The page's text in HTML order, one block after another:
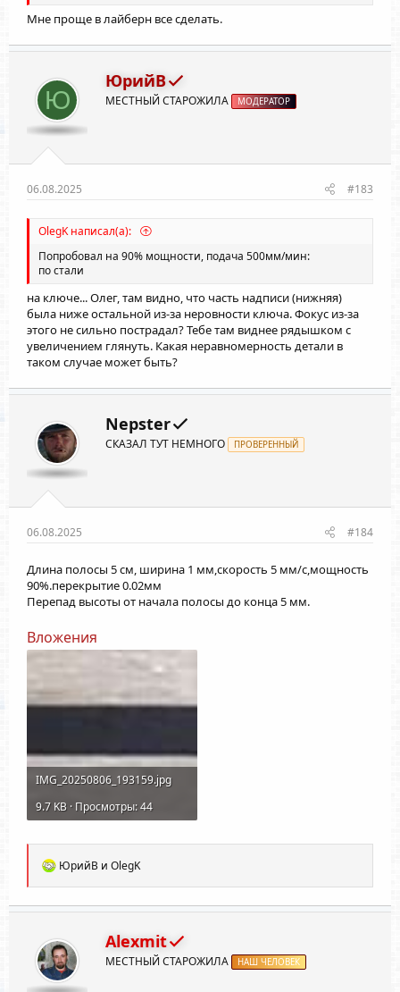
Мне проще в лайберн все сделать.
Ю
ЮрийВ
МЕСТНЫЙ СТАРОЖИЛА МОДЕРАТОР
06.08.2025 #183
OlegK написал(а):
Попробовал на 90% мощности, подача 500мм/мин:
по стали
на ключе... Олег, там видно, что часть надписи (нижняя)
была ниже остальной из-за неровности ключа. Фокус из-за
этого не сильно пострадал? Тебе там виднее рядышком с
увеличением глянуть. Какая неравномерность детали в
таком случае может быть?
Nepster
СКАЗАЛ ТУТ НЕМНОГО ПРОВЕРЕННЫЙ
06.08.2025 #184
Длина полосы 5 см, ширина 1 мм,скорость 5 мм/с,мощность
90%.перекрытие 0.02мм
Перепад высоты от начала полосы до конца 5 мм.
Вложения
IMG_20250806_193159.jpg
9.7 KB · Просмотры: 44
Р
а
к
и
и
:
ЮрийВ и OlegK
Alexmit
МЕСТНЫЙ СТАРОЖИЛА НАШ ЧЕЛОВЕК